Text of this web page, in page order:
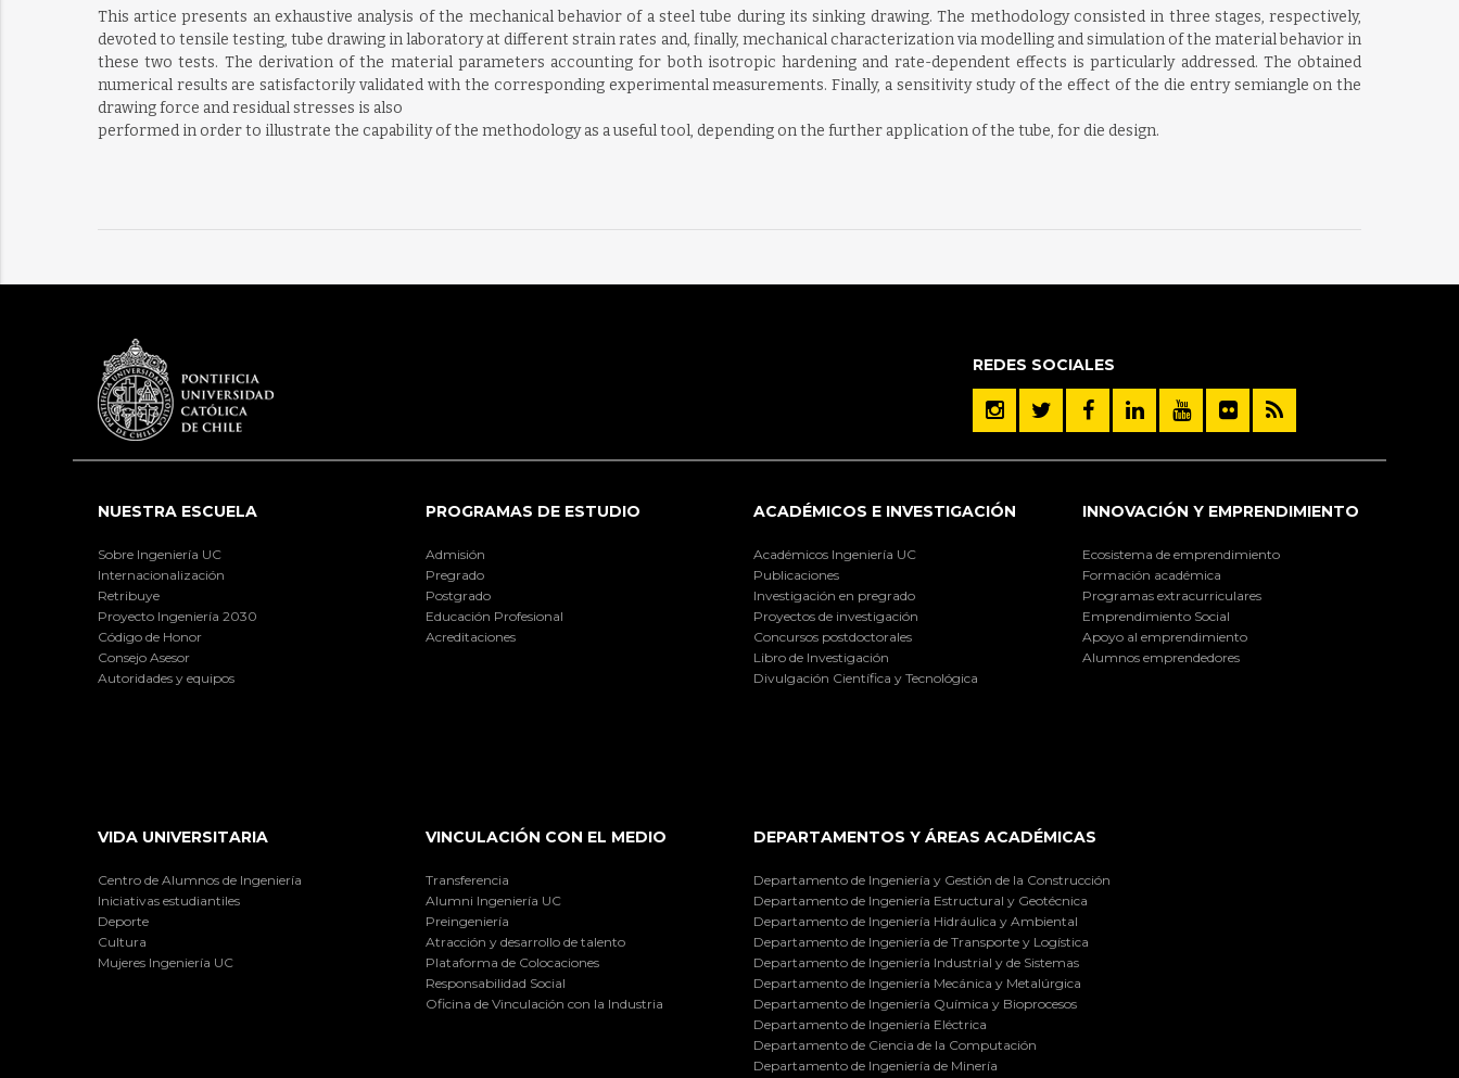
This artice presents an exhaustive analysis of the mechanical behavior of a steel tube during its sinking drawing. The methodology consisted in three stages, respectively,
devoted to tensile testing, tube drawing in laboratory at different strain rates and, finally, mechanical characterization via modelling and simulation of the material behavior in
these two tests. The derivation of the material parameters accounting for both isotropic hardening and rate-dependent effects is particularly addressed. The obtained
numerical results are satisfactorily validated with the corresponding experimental measurements. Finally, a sensitivity study of the effect of the die entry semiangle on the
drawing force and residual stresses is also
performed in order to illustrate the capability of the methodology as a useful tool, depending on the further application of the tube, for die design.
REDES SOCIALES
NUESTRA ESCUELA
Sobre Ingeniería UC
Internacionalización
Retribuye
Proyecto Ingeniería 2030
Código de Honor
Consejo Asesor
Autoridades y equipos
PROGRAMAS DE ESTUDIO
Admisión
Pregrado
Postgrado
Educación Profesional
Acreditaciones
ACADÉMICOS E INVESTIGACIÓN
Académicos Ingeniería UC
Publicaciones
Investigación en pregrado
Proyectos de investigación
Concursos postdoctorales
Libro de Investigación
Divulgación Científica y Tecnológica
INNOVACIÓN Y EMPRENDIMIENTO
Ecosistema de emprendimiento
Formación académica
Programas extracurriculares
Emprendimiento Social
Apoyo al emprendimiento
Alumnos emprendedores
VIDA UNIVERSITARIA
Centro de Alumnos de Ingeniería
Iniciativas estudiantiles
Deporte
Cultura
Mujeres Ingeniería UC
VINCULACIÓN CON EL MEDIO
Transferencia
Alumni Ingeniería UC
Preingeniería
Atracción y desarrollo de talento
Plataforma de Colocaciones
Responsabilidad Social
Oficina de Vinculación con la Industria
DEPARTAMENTOS Y ÁREAS ACADÉMICAS
Departamento de Ingeniería y Gestión de la Construcción
Departamento de Ingeniería Estructural y Geotécnica
Departamento de Ingeniería Hidráulica y Ambiental
Departamento de Ingeniería de Transporte y Logística
Departamento de Ingeniería Industrial y de Sistemas
Departamento de Ingeniería Mecánica y Metalúrgica
Departamento de Ingeniería Química y Bioprocesos
Departamento de Ingeniería Eléctrica
Departamento de Ciencia de la Computación
Departamento de Ingeniería de Minería